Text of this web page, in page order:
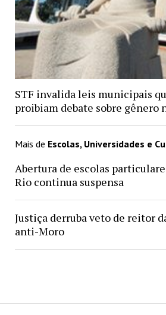
STF invalida leis municipais
proibiam debate sobre gênero
Mais de Escolas, Universidades e
Abertura de escolas
Rio continua suspensa
Justiça derruba veto de reitor
anti-Moro